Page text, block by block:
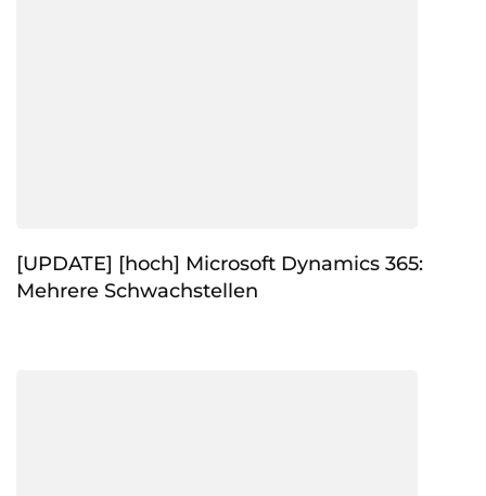
[UPDATE] [hoch] Microsoft Dynamics 365:
Mehrere Schwachstellen